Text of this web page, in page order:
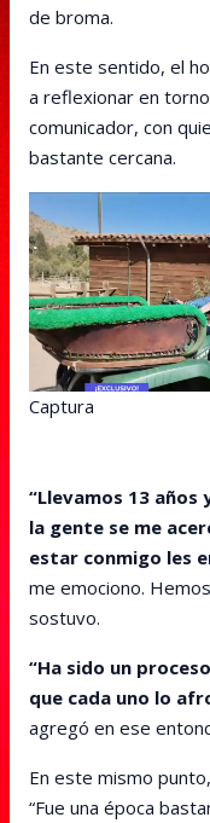
de broma.
En este sentido, el
a reflexionar en
comunicador, con
bastante cercana.
Captura
“Llevamos 13 años
la gente se me
estar conmigo les
me emociono.
sostuvo.
“Ha sido un
que cada uno lo
agregó en ese
En este mismo
“Fue una época